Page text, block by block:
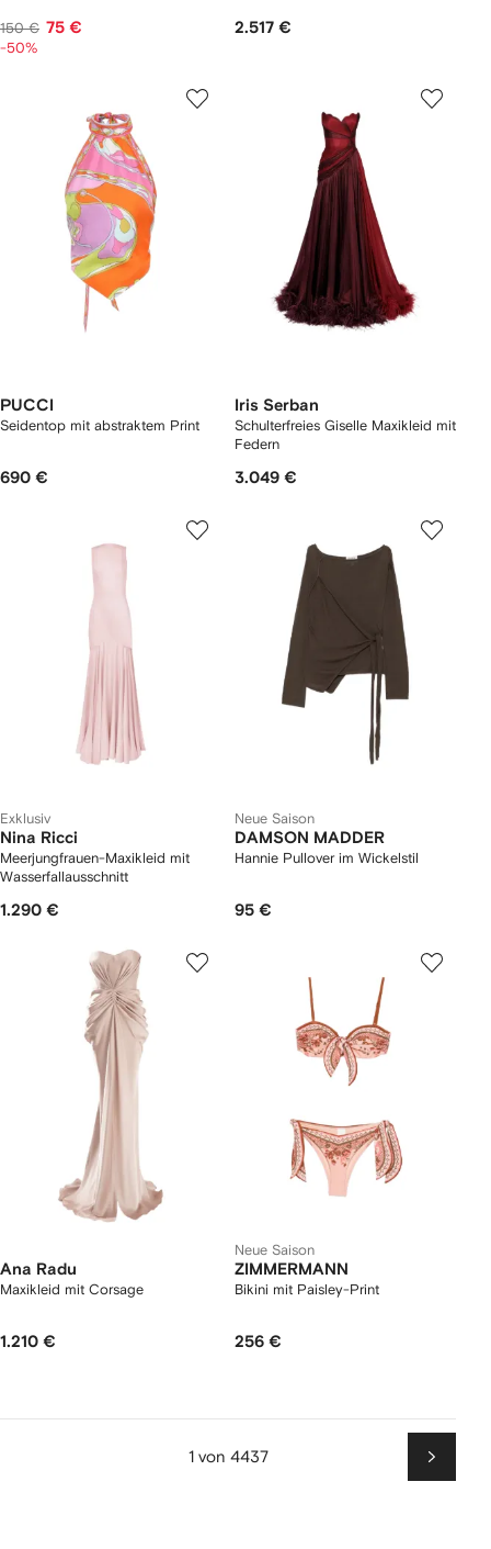
150 € 75 €
-50%
2.517 €
PUCCI
Seidentop mit abstraktem Print
690 €
Iris Serban
Schulterfreies Giselle Maxikleid mit
Federn
3.049 €
Exklusiv
Nina Ricci
Meerjungfrauen-Maxikleid mit
Wasserfallausschnitt
1.290 €
Neue Saison
DAMSON MADDER
Hannie Pullover im Wickelstil
95 €
Ana Radu
Maxikleid mit Corsage
1.210 €
Neue Saison
ZIMMERMANN
Bikini mit Paisley-Print
256 €
1 von 4437
Weiter